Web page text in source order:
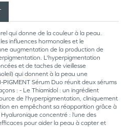
qui donne de la couleur à la peau.
influences hormonales et le
augmentation de la production de
L'hyperpigmentation
et de taches de vieillesse
qui donnent à la peau une
Sérum Duo réunit deux sérums
: - Le Thiamidol : un ingrédient
de l'hyperpigmentation, cliniquement
en empêchant sa réapparition grâce à
concentré : l’une des
pour aider la peau à capter et